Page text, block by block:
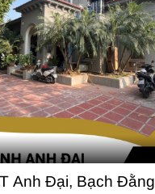
Anh Đại, Bạch Đằng